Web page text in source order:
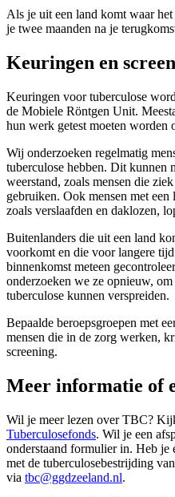
Als je uit een land komt waar
je twee maanden na je
Keuringen en
Keuringen voor tuberculose
de Mobiele Röntgen Unit.
hun werk getest moeten worden
Wij onderzoeken regelmatig
tuberculose hebben. Dit kunnen
weerstand, zoals mensen die
gebruiken. Ook mensen met
zoals verslaafden en daklozen,
Buitenlanders die uit een land
voorkomt en die voor langere
binnenkomst meteen
onderzoeken we ze opnieuw,
tuberculose kunnen verspreiden.
Bepaalde beroepsgroepen met
mensen die in de zorg werken,
screening.
Meer informatie of
Wil je meer lezen over TBC?
Tuberculosefonds. Wil je een
onderstaand formulier in. Heb je
met de tuberculosebestrijding
via tbc@ggdzeeland.nl.